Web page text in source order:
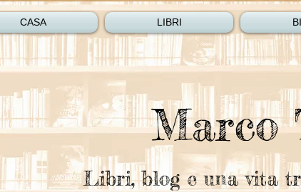
CASA LIBRI
Marco
Libri, blog e una vita